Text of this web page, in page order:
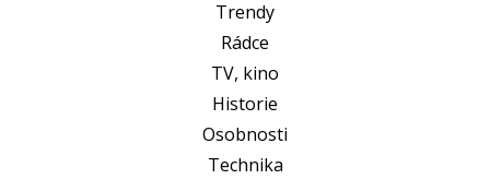
Trendy
Rádce
TV, kino
Historie
Osobnosti
Technika